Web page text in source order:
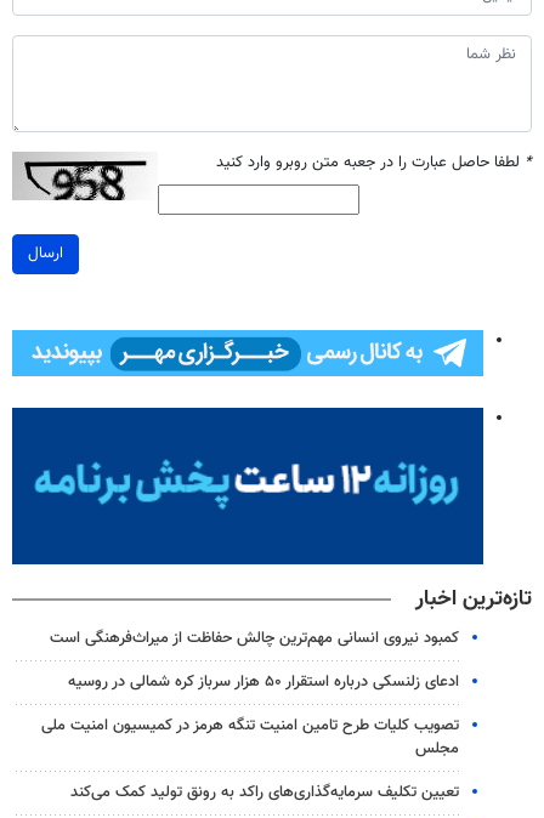
* لطفا حاصل عبارت را در جعبه متن روبرو وارد کنید
ارسال
تازه‌ترین اخبار
کمبود نیروی انسانی مهم‌ترین چالش حفاظت از میراث‌فرهنگی است
ادعای زلنسکی درباره استقرار ۵۰ هزار سرباز کره شمالی در روسیه
تصویب کلیات طرح تامین امنیت تنگه هرمز در کمیسیون امنیت ملی
مجلس
تعیین تکلیف سرمایه‌گذاری‌های راکد به رونق تولید کمک می‌کند